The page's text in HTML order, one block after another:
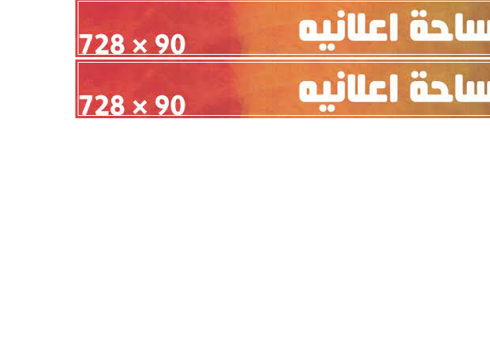
موعد سفر بعثة الأهلي لمواجهة برشلونة
الزمالك ينهي أزمة خوان بيزيرا.. واللاعب